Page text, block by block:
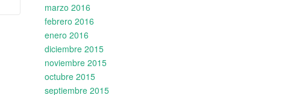
marzo 2016
febrero 2016
enero 2016
diciembre 2015
noviembre 2015
octubre 2015
septiembre 2015